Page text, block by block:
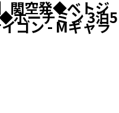
関空発◆ベトジ
ホーチミン 3泊5
ゴン - Mギャラ